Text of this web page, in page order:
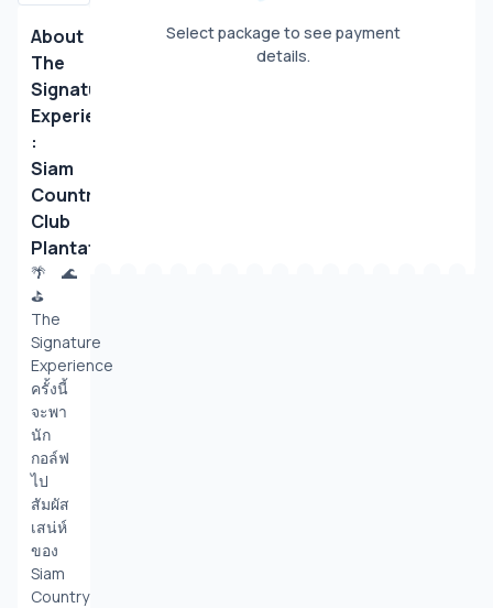
About
The
Signature
Experience
:
Siam
Country
Club
Plantation
🌴 🌊
⛳️
The
Signature
Experience
ครั้งนี้
จะพา
นัก
กอล์ฟ
ไป
สัมผัส
เสน่ห์
ของ
Siam
Country
Select package to see payment
details.